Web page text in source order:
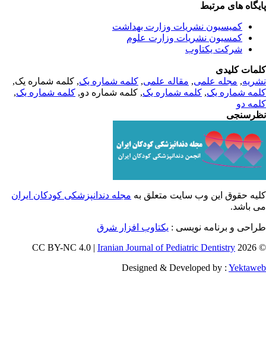
های مرتبط
کمیسیون نشریات وزارت بهداشت
کمسیون نشریات وزارت علوم
شرکت یکتاوب
کلیدی
,مجله علمی, مقاله علمی, کلمه شماره یک, کلمه شماره یک,
شماره یک,کلمه شماره یک, کلمه شماره دو,کلمه شماره یک,
دو
حقوق این وب سایت متعلق بهمجله دندانپزشکی کودکان ایران
باشد.
و برنامه نویسی : یکتاوب افزار شرق
©
Iranian Journal of Pediatric Dentistry
Designed & Developed by :